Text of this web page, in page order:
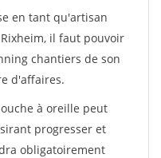
en tant qu'artisan
il faut pouvoir
chantiers de son
d'affaires.
à oreille peut
progresser et
obligatoirement